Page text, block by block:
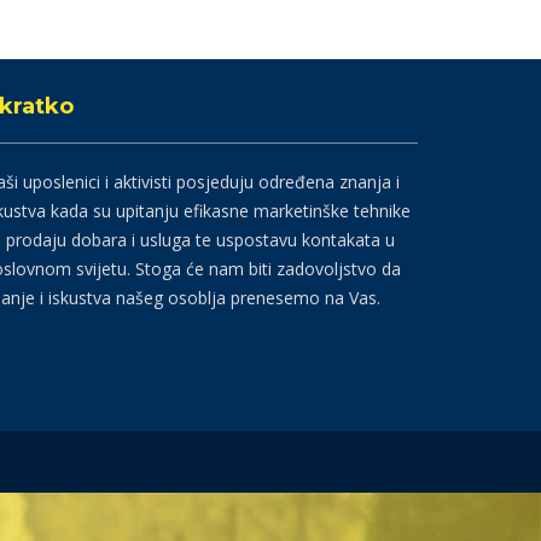
uposlenici i aktivisti posjeduju određena znanja i
kada su upitanju efikasne marketinške tehnike
prodaju dobara i usluga te uspostavu kontakata u
svijetu. Stoga će nam biti zadovoljstvo da
i iskustva našeg osoblja prenesemo na Vas.